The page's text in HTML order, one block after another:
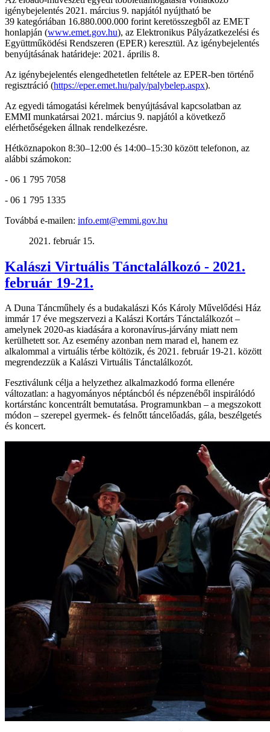
igénybejelentés 2021. március 9. napjától nyújtható be
39 kategóriában 16.880.000.000 forint keretösszegből az EMET
honlapján (www.emet.gov.hu), az Elektronikus Pályázatkezelési és
Együttműködési Rendszeren (EPER) keresztül. Az igénybejelentés
benyújtásának határideje: 2021. április 8.
Az igénybejelentés elengedhetetlen feltétele az EPER-ben történő
regisztráció (https://eper.emet.hu/paly/palybelep.aspx).
Az egyedi támogatási kérelmek benyújtásával kapcsolatban az
EMMI munkatársai 2021. március 9. napjától a következő
elérhetőségeken állnak rendelkezésre.
Hétköznapokon 8:30–12:00 és 14:00–15:30 között telefonon, az
alábbi számokon:
- 06 1 795 7058
- 06 1 795 1335
Továbbá e-mailen: info.emt@emmi.gov.hu
2021. február 15.
Kalászi Virtuális Tánctalálkozó - 2021.
február 19-21.
A Duna Táncműhely és a budakalászi Kós Károly Művelődési Ház
immár 17 éve megszervezi a Kalászi Kortárs Tánctalálkozót –
amelynek 2020-as kiadására a koronavírus-járvány miatt nem
kerülhetett sor. Az esemény azonban nem marad el, hanem ez
alkalommal a virtuális térbe költözik, és 2021. február 19-21. között
megrendezzük a Kalászi Virtuális Tánctalálkozót.
Fesztiválunk célja a helyzethez alkalmazkodó forma ellenére
változatlan: a hagyományos néptáncból és népzenéből inspirálódó
kortárstánc koncentrált bemutatása. Programunkban – a megszokott
módon – szerepel gyermek- és felnőtt táncelőadás, gála, beszélgetés
és koncert.